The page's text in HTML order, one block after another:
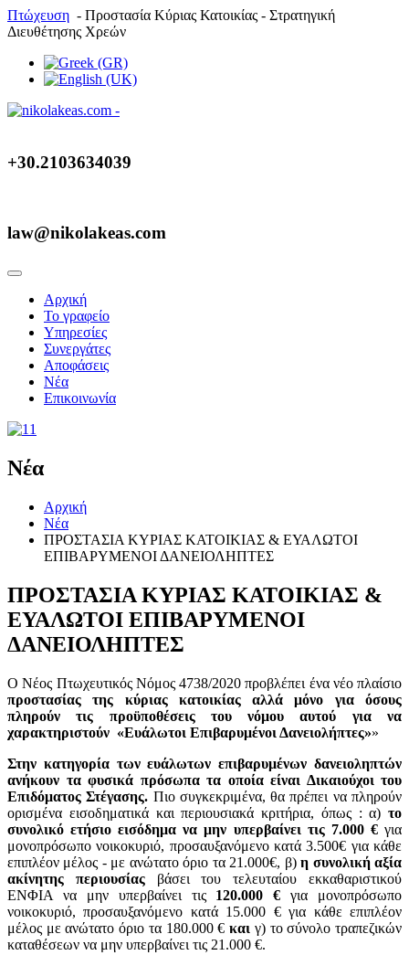
Πτώχευση - Προστασία Κύριας Κατοικίας - Στρατηγική
Διευθέτησης Χρεών
+30.2103634039
law@nikolakeas.com
Αρχική
Το γραφείο
Υπηρεσίες
Συνεργάτες
Αποφάσεις
Νέα
Επικοινωνία
Νέα
Αρχική
Νέα
ΠΡΟΣΤΑΣΙΑ ΚΥΡΙΑΣ ΚΑΤΟΙΚΙΑΣ & ΕΥΑΛΩΤΟΙ
ΕΠΙΒΑΡΥΜΕΝΟΙ ΔΑΝΕΙΟΛΗΠΤΕΣ
ΠΡΟΣΤΑΣΙΑ ΚΥΡΙΑΣ ΚΑΤΟΙΚΙΑΣ &
ΕΥΑΛΩΤΟΙ ΕΠΙΒΑΡΥΜΕΝΟΙ
ΔΑΝΕΙΟΛΗΠΤΕΣ
Ο Νέος Πτωχευτικός Νόμος 4738/2020 προβλέπει ένα νέο πλαίσιο
προστασίας της κύριας κατοικίας αλλά μόνο για όσους
πληρούν τις προϋποθέσεις του νόμου αυτού για να
χαρακτηριστούν «Ευάλωτοι Επιβαρυμένοι Δανειολήπτες»»
Στην κατηγορία των ευάλωτων επιβαρυμένων δανειοληπτών
ανήκουν τα φυσικά πρόσωπα τα οποία είναι Δικαιούχοι του
Επιδόματος Στέγασης. Πιο συγκεκριμένα, θα πρέπει να πληρούν
ορισμένα εισοδηματικά και περιουσιακά κριτήρια, όπως : α) το
συνολικό ετήσιο εισόδημα να μην υπερβαίνει τις 7.000 €για
μονοπρόσωπο νοικοκυριό, προσαυξανόμενο κατά 3.500€ για κάθε
επιπλέον μέλος - με ανώτατο όριο τα 21.000€, β)η συνολική αξία
ακίνητης περιουσίαςβάσει του τελευταίου εκκαθαριστικού
ΕΝΦΙΑ να μην υπερβαίνει τις 120.000 € για μονοπρόσωπο
νοικοκυριό, προσαυξανόμενο κατά 15.000 € για κάθε επιπλέον
μέλος με ανώτατο όριο τα 180.000 €και γ) το σύνολο τραπεζικών
καταθέσεων να μην υπερβαίνει τις 21.000 €.